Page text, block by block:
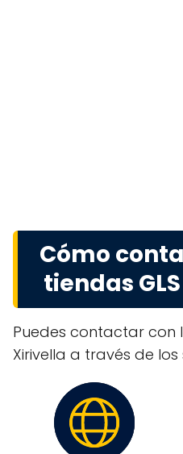
Cómo
tiendas
Puedes contactar con
Xirivella a través de